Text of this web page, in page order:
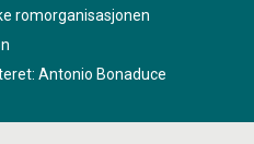
romorganisasjonen
Antonio Bonaduce